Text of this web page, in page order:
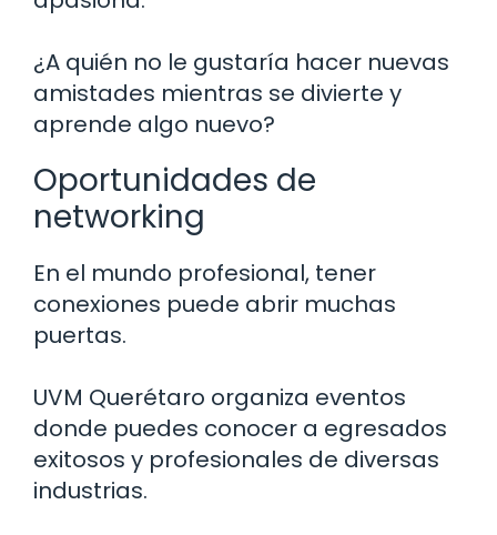
¿A quién no le gustaría hacer nuevas
amistades mientras se divierte y
aprende algo nuevo?
Oportunidades de
networking
En el mundo profesional, tener
conexiones puede abrir muchas
puertas.
UVM Querétaro organiza eventos
donde puedes conocer a egresados
exitosos y profesionales de diversas
industrias.